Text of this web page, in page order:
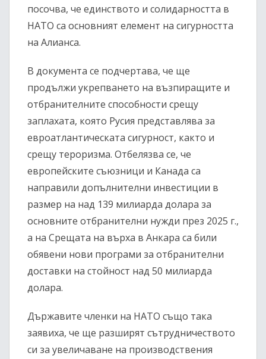
посочва, че единството и солидарността в
НАТО са основният елемент на сигурността
на Алианса.
В документа се подчертава, че ще
продължи укрепването на възпиращите и
отбранителните способности срещу
заплахата, която Русия представлява за
евроатлантическата сигурност, както и
срещу тероризма. Отбелязва се, че
европейските съюзници и Канада са
направили допълнителни инвестиции в
размер на над 139 милиарда долара за
основните отбранителни нужди през 2025 г.,
а на Срещата на върха в Анкара са били
обявени нови програми за отбранителни
доставки на стойност над 50 милиарда
долара.
Държавите членки на НАТО също така
заявиха, че ще разширят сътрудничеството
си за увеличаване на производствения